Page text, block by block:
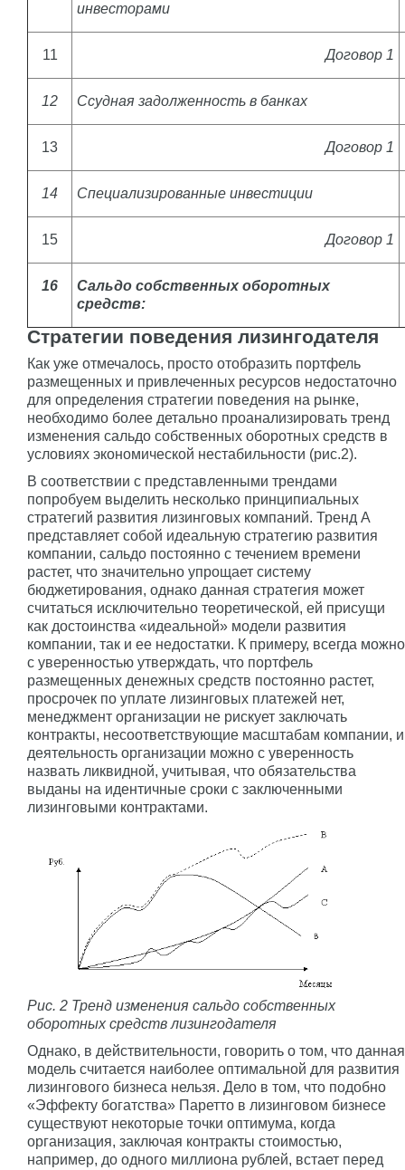
инвесторами
11 Договор 1
12 Ссудная задолженность в банках
13 Договор 1
14 Специализированные инвестиции
15 Договор 1
16
Сальдо собственных оборотных
средств:
Стратегии поведения лизингодателя
Как уже отмечалось, просто отобразить портфель
размещенных и привлеченных ресурсов недостаточно
для определения стратегии поведения на рынке,
необходимо более детально проанализировать тренд
изменения сальдо собственных оборотных средств в
условиях экономической нестабильности (рис.2).
В соответствии с представленными трендами
попробуем выделить несколько принципиальных
стратегий развития лизинговых компаний. Тренд А
представляет собой идеальную стратегию развития
компании, сальдо постоянно с течением времени
растет, что значительно упрощает систему
бюджетирования, однако данная стратегия может
считаться исключительно теоретической, ей присущи
как достоинства «идеальной» модели развития
компании, так и ее недостатки. К примеру, всегда можно
с уверенностью утверждать, что портфель
размещенных денежных средств постоянно растет,
просрочек по уплате лизинговых платежей нет,
менеджмент организации не рискует заключать
контракты, несоответствующие масштабам компании, и
деятельность организации можно с уверенность
назвать ликвидной, учитывая, что обязательства
выданы на идентичные сроки с заключенными
лизинговыми контрактами.
Рис. 2 Тренд изменения сальдо собственных
оборотных средств лизингодателя
Однако, в действительности, говорить о том, что данная
модель считается наиболее оптимальной для развития
лизингового бизнеса нельзя. Дело в том, что подобно
«Эффекту богатства» Паретто в лизинговом бизнесе
существуют некоторые точки оптимума, когда
организация, заключая контракты стоимостью,
например, до одного миллиона рублей, встает перед